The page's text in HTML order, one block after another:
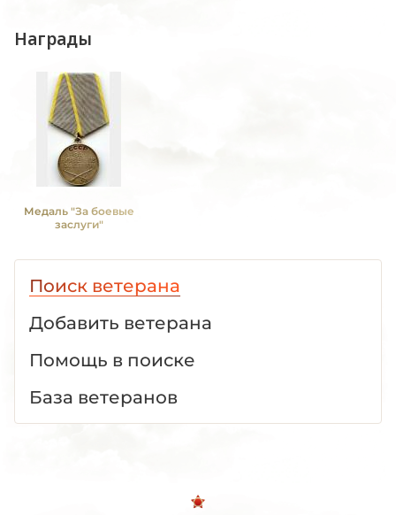
Награды
Медаль "За боевые
заслуги"
Поиск ветерана
Добавить ветерана
Помощь в поиске
База ветеранов